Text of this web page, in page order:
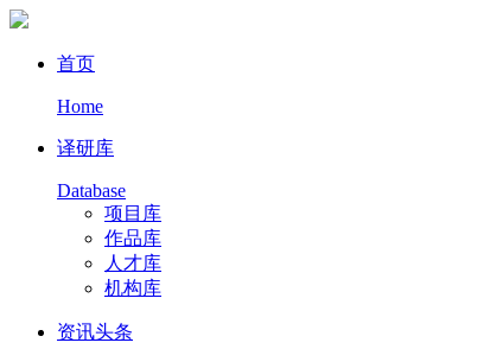
首页
Home
译研库
Database
项目库
作品库
人才库
机构库
资讯头条